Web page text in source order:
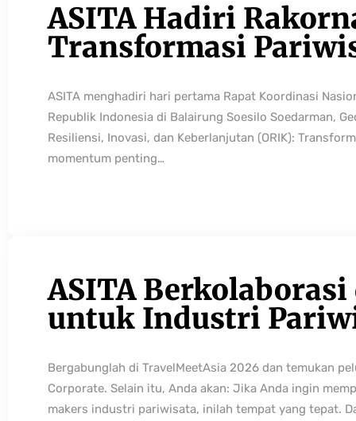
ASITA Hadiri
Transformasi
ASITA menghadiri hari pertama Rapat Koordinasi
Republik Indonesia di Balairung Soesilo Soedarman,
Resiliensi, Inovasi, dan Keberlanjutan (ORIK):
momentum penting…
ASITA
untuk Industri
Bergabunglah di TravelMeetAsia 2026 dan temukan
Corporate. Selain itu, Anda akan: Jika Anda ingin
makers industri pariwisata, inilah tempat yang tepat.